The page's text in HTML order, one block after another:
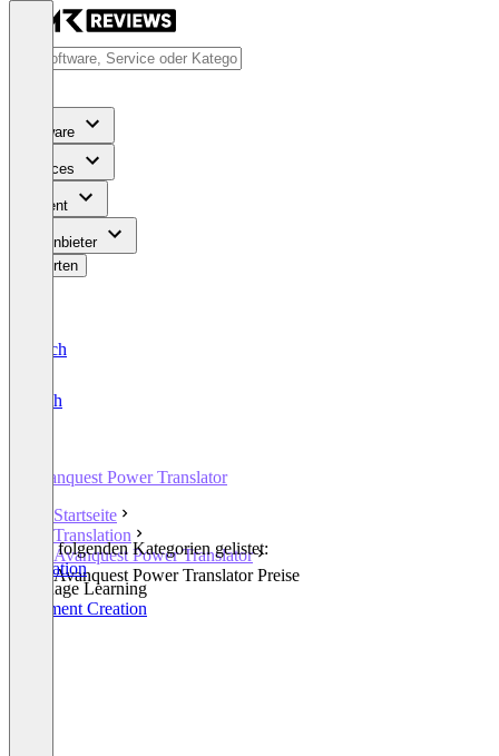
Software
Services
Content
Für Anbieter
Bewerten
Deutsch
English
Avanquest Power Translator
Startseite
Translation
Avanquest Power Translator
Avanquest Power Translator Preise
In den folgenden Kategorien gelistet:
Translation
Language Learning
Document Creation